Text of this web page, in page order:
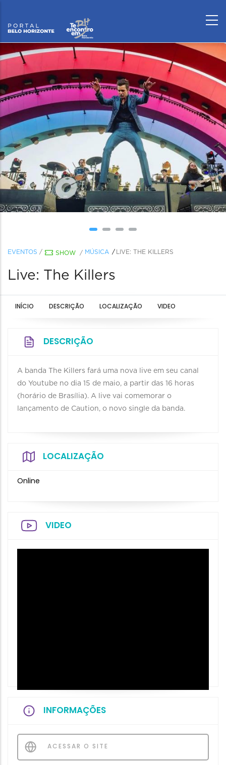
EVENTOS / SHOW / MÚSICA LIVE: THE KILLERS
Live: The Killers
INÍCIO DESCRIÇÃO LOCALIZAÇÃO VIDEO
DESCRIÇÃO
A banda The Killers fará uma nova live em seu canal
do Youtube no dia 15 de maio, a partir das 16 horas
(horário de Brasília). A live vai comemorar o
lançamento de Caution, o novo single da banda.
LOCALIZAÇÃO
Online
VIDEO
INFORMAÇÕES
ACESSAR O SITE